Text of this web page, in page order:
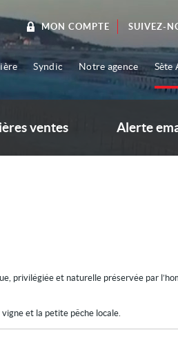
MON COMPTE SUIVEZ-
Syndic Notre agence Sète
ventes Alerte
privilégiée et naturelle préservée par
et la petite pêche locale.